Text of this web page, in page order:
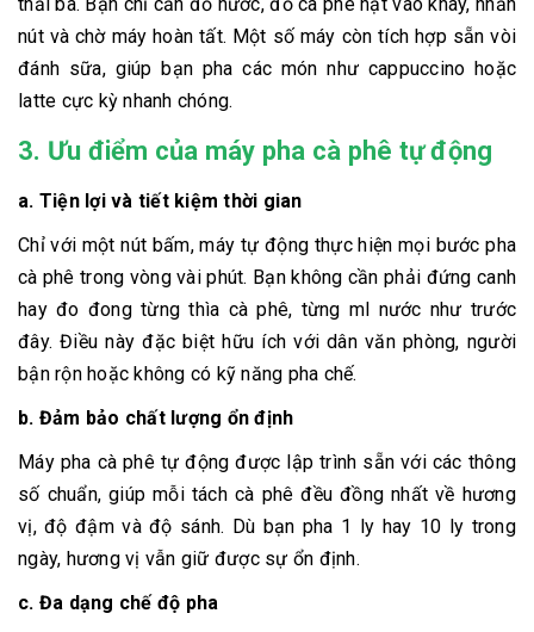
nút và chờ máy hoàn tất. Một số máy còn tích hợp sẵn vòi
đánh sữa, giúp bạn pha các món như cappuccino hoặc
latte cực kỳ nhanh chóng.
3. Ưu điểm của máy pha cà phê tự động
a. Tiện lợi và tiết kiệm thời gian
Chỉ với một nút bấm, máy tự động thực hiện mọi bước pha
cà phê trong vòng vài phút. Bạn không cần phải đứng canh
hay đo đong từng thìa cà phê, từng ml nước như trước
đây. Điều này đặc biệt hữu ích với dân văn phòng, người
bận rộn hoặc không có kỹ năng pha chế.
b. Đảm bảo chất lượng ổn định
Máy pha cà phê tự động được lập trình sẵn với các thông
số chuẩn, giúp mỗi tách cà phê đều đồng nhất về hương
vị, độ đậm và độ sánh. Dù bạn pha 1 ly hay 10 ly trong
ngày, hương vị vẫn giữ được sự ổn định.
c. Đa dạng chế độ pha